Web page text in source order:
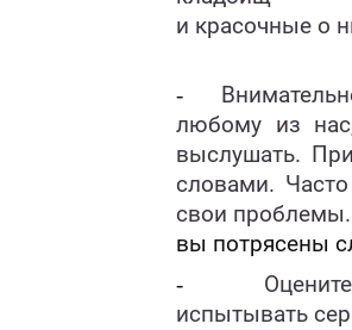
и красочные о
-
любому из
выслушать.
словами.
свои
вы потрясены
-
испытывать